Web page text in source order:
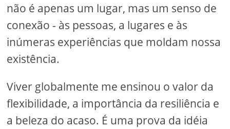
não é apenas um lugar, mas um senso de
conexão - às pessoas, a lugares e às
inúmeras experiências que moldam nossa
existência.
Viver globalmente me ensinou o valor da
flexibilidade, a importância da resiliência e
a beleza do acaso. É uma prova da idéia